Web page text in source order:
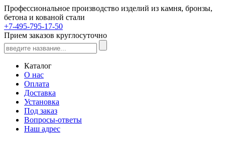
Профессиональное производство изделий из камня, бронзы,
бетона и кованой стали
+7-495-795-17-50
Прием заказов круглосуточно
Каталог
О нас
Оплата
Доставка
Установка
Под заказ
Вопросы-ответы
Наш адрес